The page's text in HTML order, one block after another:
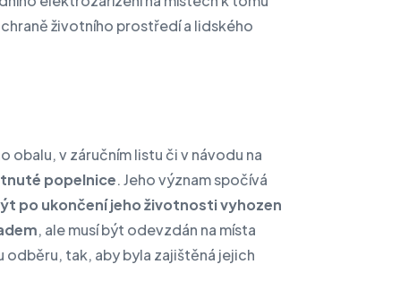
životního prostředí a lidského
obalu, v záručním listu či v návodu na
popelnice. Jeho význam spočívá
po ukončení jeho životnosti vyhozen
, ale musí být odevzdán na místa
tak, aby byla zajištěná jejich